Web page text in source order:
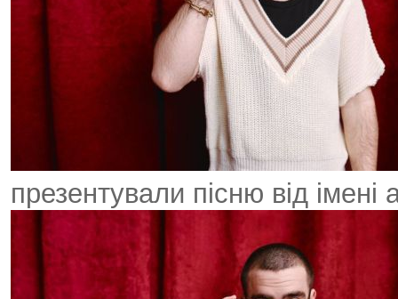
презентували пісню від імені